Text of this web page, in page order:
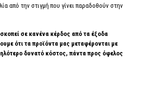
από την στιγμή που γίνει παραδοθούν στην
σε κανένα κέρδος από τα έξοδα
ότι τα προϊόντα μας μεταφέρονται με
δυνατό κόστος, πάντα προς όφελος